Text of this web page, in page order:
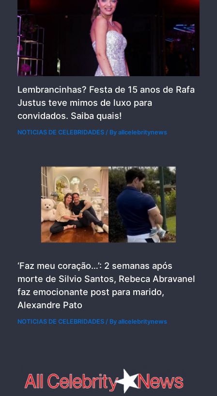
Lembrancinhas? Festa de 15 anos de Rafa
Justus teve mimos de luxo para
convidados. Saiba quais!
NOTICIAS DE CELEBRIDADES / Byallcelebritynews
‘Faz meu coração…’: 2 semanas após
morte de Silvio Santos, Rebeca Abravanel
faz emocionante post para marido,
Alexandre Pato
NOTICIAS DE CELEBRIDADES / Byallcelebritynews